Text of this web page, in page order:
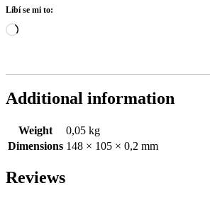
Líbí se mi to:
Načítání…
Additional information
Weight
0,05 kg
Dimensions 148 × 105 × 0,2 mm
Reviews